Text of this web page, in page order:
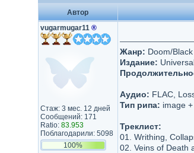
Автор
vugarmugar11 ®
Стаж: 3 мес. 12 дней
Сообщений: 171
Ratio: 83.953
Поблагодарили: 5098
100%
Жанр: Doom/
Издание:
Аудио: FLAC,
Тип рипа: image
Треклист:
01. Writhing,
02. Veins of Death